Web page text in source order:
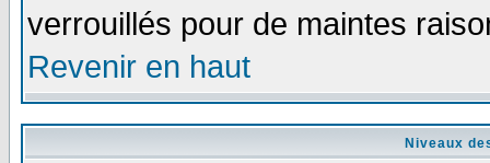
verrouillés pour de maintes
Revenir en haut
Niveaux